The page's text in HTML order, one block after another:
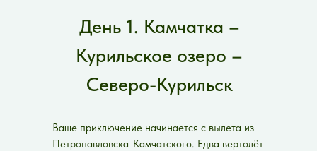
День 1. Камчатка –
Курильское озеро –
Северо-Курильск
Ваше приключение начинается с вылета из
Петропавловска-Камчатского. Едва вертолёт